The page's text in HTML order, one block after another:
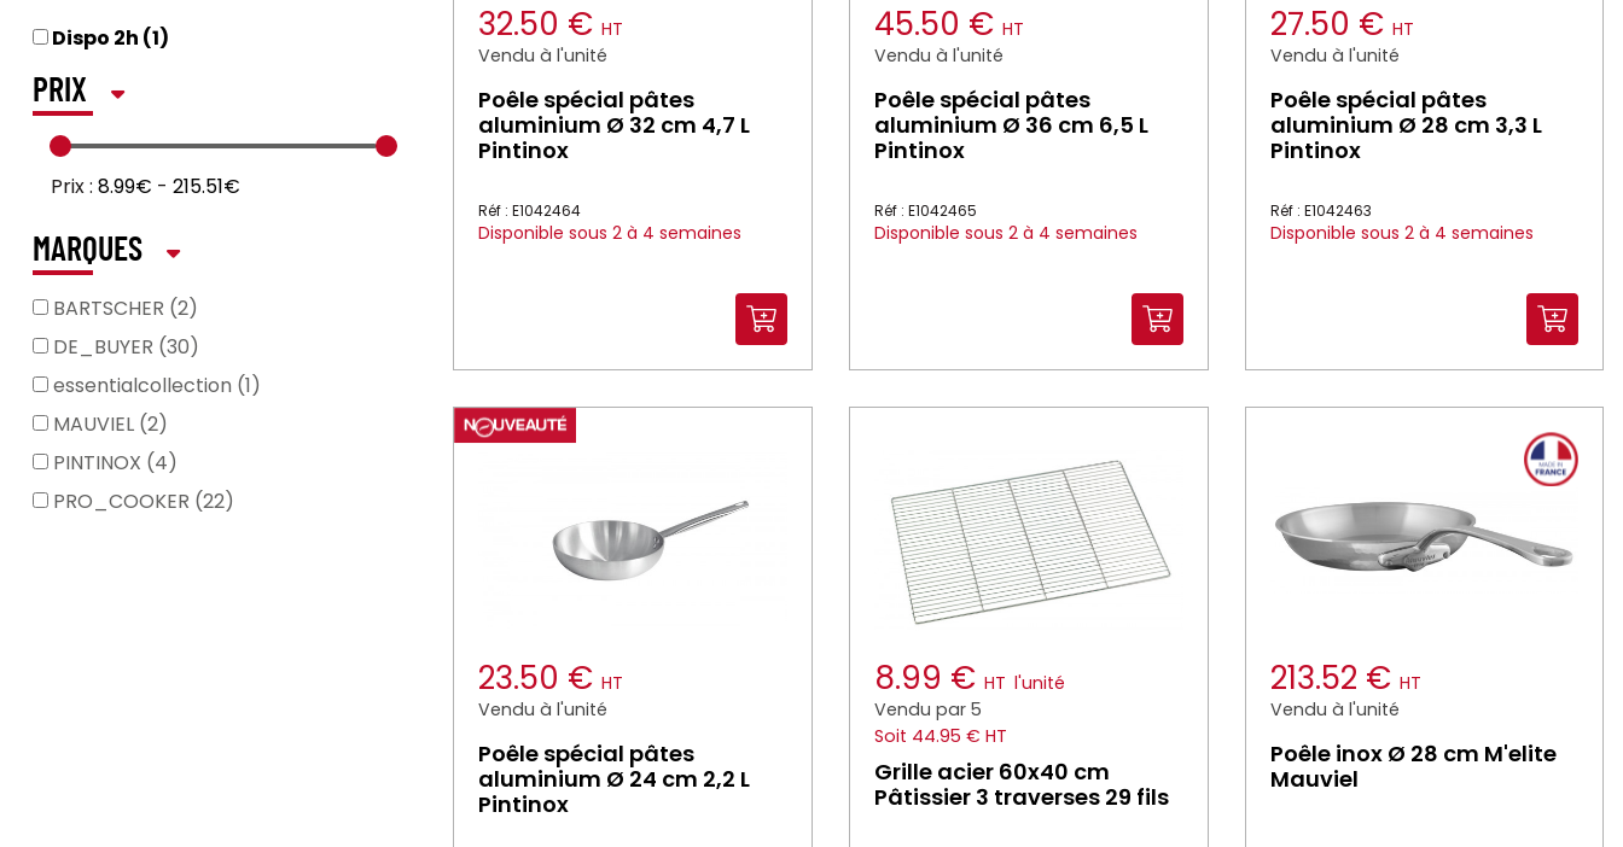
32.50 € HT
Vendu à l'unité
Poêle spécial pâtes
aluminium Ø 32 cm 4,7 L
Pintinox
Réf : E1042464
Disponible sous 2 à 4 semaines
45.50 € HT
Vendu à l'unité
Poêle spécial pâtes
aluminium Ø 36 cm 6,5 L
Pintinox
Réf : E1042465
Disponible sous 2 à 4 semaines
27.50 € HT
Vendu à l'unité
Poêle spécial pâtes
aluminium Ø 28 cm 3,3 L
Pintinox
Réf : E1042463
Disponible sous 2 à 4 semaines
23.50 € HT
Vendu à l'unité
Poêle spécial pâtes
aluminium Ø 24 cm 2,2 L
Pintinox
8.99 € HT l'unité
Vendu par 5
Soit 44.95 € HT
Grille acier 60x40 cm
Pâtissier 3 traverses 29 fils
213.52 € HT
Vendu à l'unité
Poêle inox Ø 28 cm M'elite
Mauviel
Dispo 2h (1)
PRIX
Prix : 8.99€ - 215.51€
MARQUES
BARTSCHER (2)
DE_BUYER (30)
essentialcollection (1)
MAUVIEL (2)
PINTINOX (4)
PRO_COOKER (22)